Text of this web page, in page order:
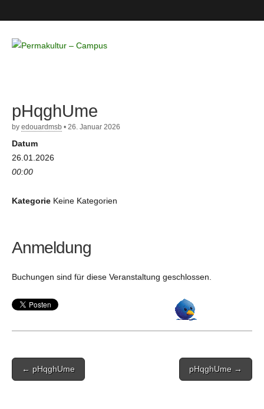
– Campus
pHqghUme
by edouardmsb • 26. Januar 2026
Datum
26.01.2026
00:00
Kategorie Keine Kategorien
Anmeldung
Buchungen sind für diese Veranstaltung geschlossen.
Post
navigation
← pHqghUme pHqghUme →